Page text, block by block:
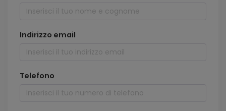
Indirizzo email
Telefono